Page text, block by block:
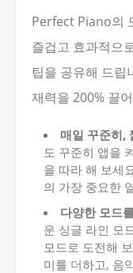
Perfect Piano의
즐겁고 효과적으
팁을 공유해 드립
재력을 200% 끌
매일 꾸준히,
도 꾸준히 앱을
을 따라 해 보세
의 가장 중요한
다양한 모드
운 싱글 라인 모
모드로 도전해
미를 더하고, 음